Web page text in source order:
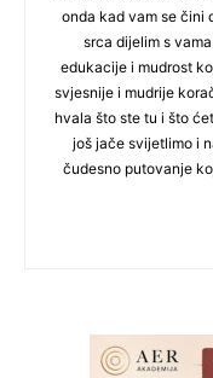
onda kad vam se čini
srca dijelim s
edukacije i mudrost
svjesnije i mudrije
hvala što ste tu i što
još jače svijetlimo i
čudesno putovanje